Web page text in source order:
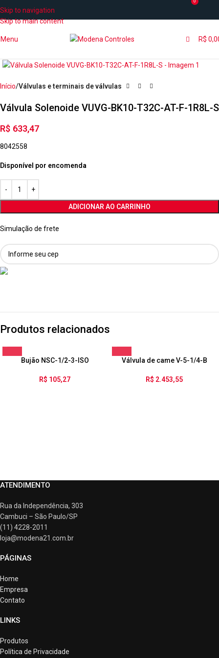
Skip to navigation
Skip to main content
Menu
0
R$
Início Válvulas e terminais de válvulas
Válvula Solenoide VUVG-BK10-T32C-AT-F-1R8L-S
R$ 633,47
8042558
Disponível por encomenda
ADICIONAR AO CARRINHO
Simulação de frete
Produtos relacionados
Bujão NSC-1/2-3-ISO
R$ 105,27
Válvula de came V-5-1/4-B
R$ 2.453,55
ATENDIMENTO
Rua da Independência, 303
Cambuci – São Paulo/SP
(11) 4228-2011
loja@modena21.com.br
PÁGINAS
Home
Empresa
Contato
LINKS
Produtos
Política de Privacidade